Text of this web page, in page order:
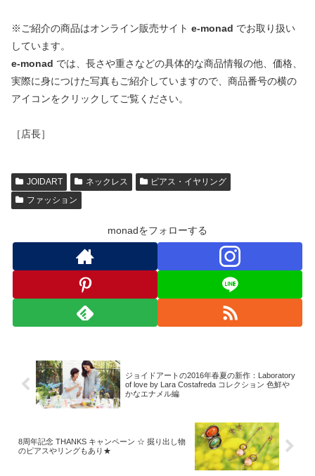
※ご紹介の商品はオンライン販売サイト e-monad でお取り扱い
しています。
e-monad では、長さや重さなどの具体的な商品情報の他、価格、
実際に身につけた写真もご紹介していますので、商品番号の横の
アイコンをクリックしてご覧ください。
［店長］
JOIDART ネックレス
ピアス・イヤリング
ファッション
monadをフォローする
ジョイドアートの2016年春夏の新作：Laboratory
of love by Lara Costafreda コレクション 色鮮や
かなエナメル編
8周年記念 THANKS キャンペーン ☆ 掘り出し物
のピアスやリングもあり★